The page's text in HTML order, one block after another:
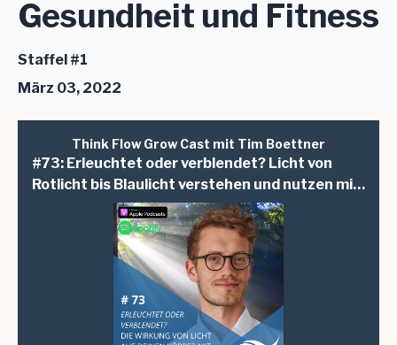
Gesundheit und Fitness
Staffel #1
März 03, 2022